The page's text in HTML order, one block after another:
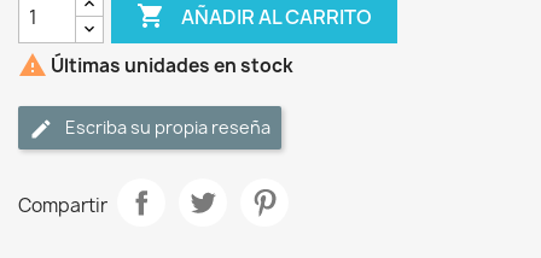
 AÑADIR AL CARRITO
 Últimas unidades en stock
Escriba su propia reseña
Compartir